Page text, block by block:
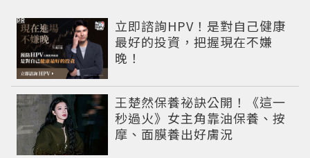
立即諮詢HPV！是對自己健康
最好的投資，把握現在不嫌
晚！
PR
王楚然保養祕訣公開！《這一
秒過火》女主角靠油保養、按
摩、面膜養出好膚況